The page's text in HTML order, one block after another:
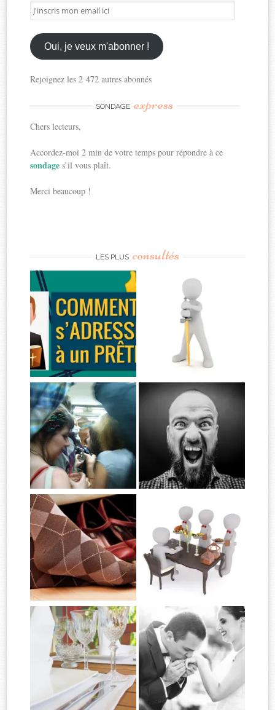
J'inscris
mon
email
ici
Oui, je veux m'abonner !
Rejoignez les 2 472 autres abonnés
SONDAGE express
Chers lecteurs,
Accordez-moi 2 min de votre temps pour répondre à ce
sondages’il vous plaît.
Merci beaucoup !
LES PLUS consultés